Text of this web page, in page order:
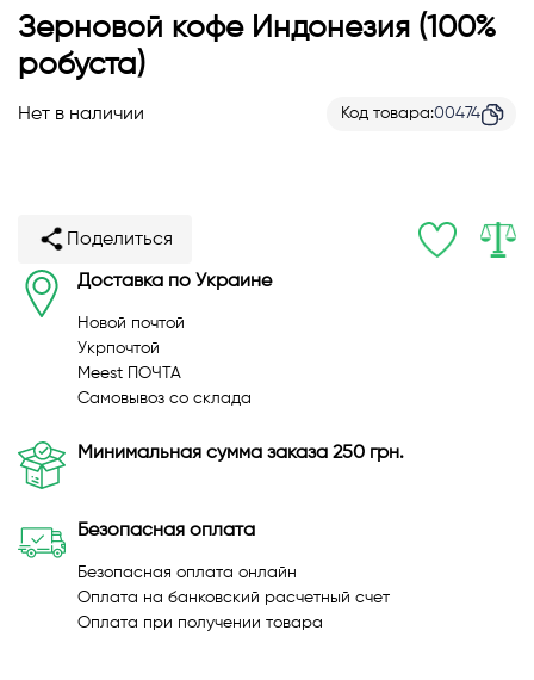
Перейти
к
началу
изображений
Зерновой кофе Индонезия (100%
робуста)
Нет в наличии Код товара 00474
Поделиться
Доставка по Украине
Новой почтой
Укрпочтой
Meest ПОЧТА
Самовывоз со склада
Минимальная сумма заказа 250 грн.
Безопасная оплата
Безопасная оплата онлайн
Оплата на банковский расчетный счет
Оплата при получении товара